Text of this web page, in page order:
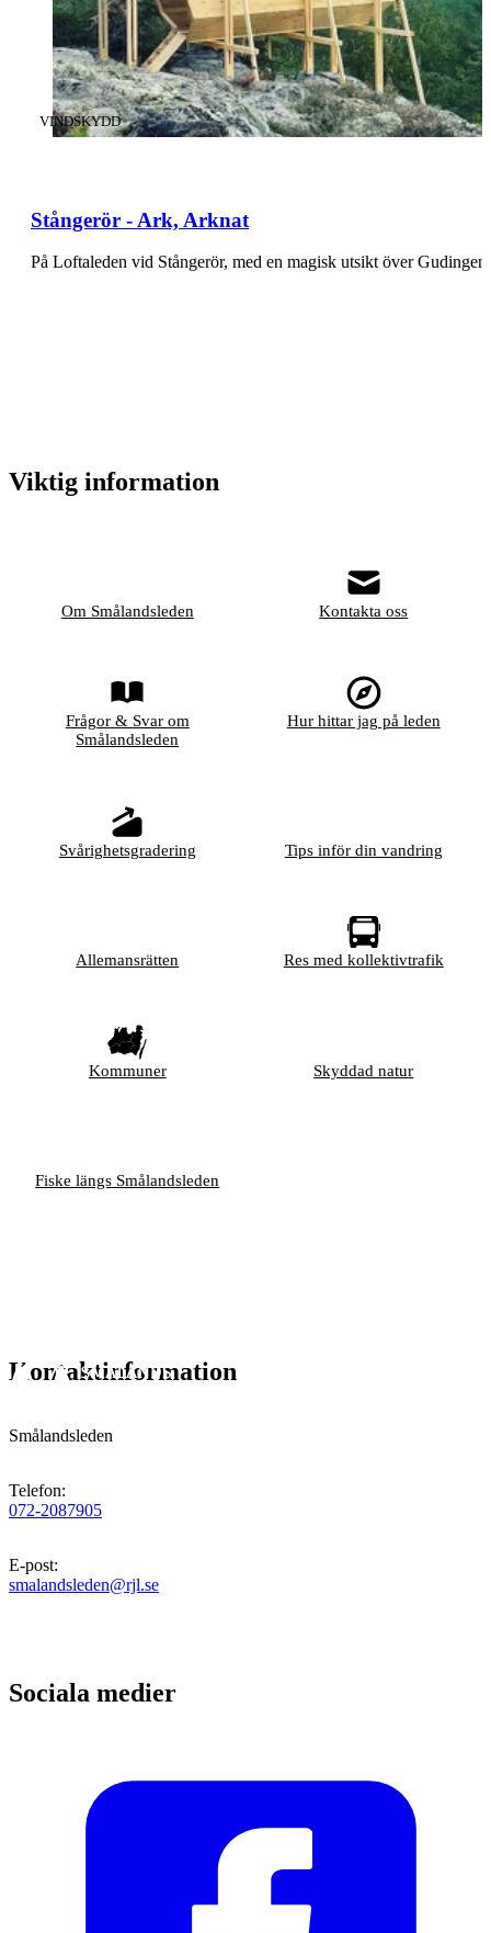
Stångerör - Ark, Arknat
KATEGORI:
VINDSKYDD
På Loftaleden vid Stångerör, med en magisk utsikt över
Viktig information
Om Smålandsleden Kontakta oss
Frågor & Svar om
Smålandsleden
Hur hittar jag på leden
Svårighetsgradering Tips inför din vandring
Allemansrätten Res med kollektivtrafik
Kommuner Skyddad natur
Fiske längs Smålandsleden
Kontaktinformation
Smålandsleden
Telefon:
072-2087905
E-post:
smalandsleden@rjl.se
Sociala medier